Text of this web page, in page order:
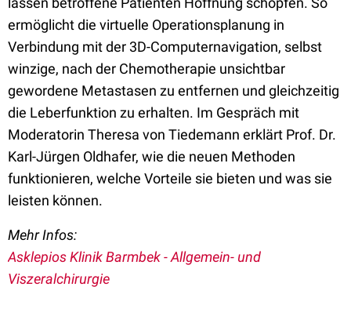
ermöglicht die virtuelle Operationsplanung in
Verbindung mit der 3D-Computernavigation, selbst
winzige, nach der Chemotherapie unsichtbar
gewordene Metastasen zu entfernen und gleichzeitig
die Leberfunktion zu erhalten. Im Gespräch mit
Moderatorin Theresa von Tiedemann erklärt Prof. Dr.
Karl-Jürgen Oldhafer, wie die neuen Methoden
funktionieren, welche Vorteile sie bieten und was sie
leisten können.
Mehr Infos:
Asklepios Klinik Barmbek - Allgemein- und
Viszeralchirurgie